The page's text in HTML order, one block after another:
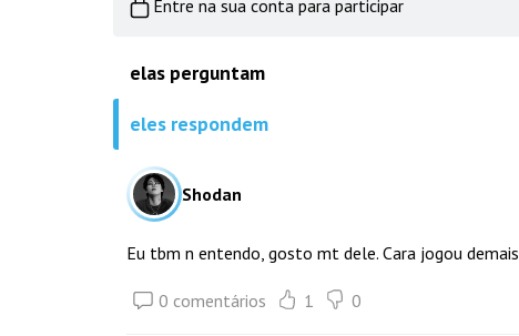
Entre na sua conta para participar
elas perguntam
eles respondem
Shodan
Eu tbm n entendo, gosto mt dele. Cara jogou demais
0 comentários 1 0